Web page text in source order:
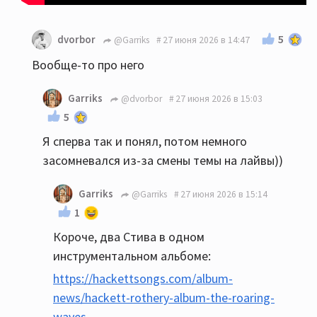
dvorbor @Garriks 27 июня 2026 в 14:47 5
Вообще-то про него
Garriks @dvorbor 27 июня 2026 в 15:03
5
Я сперва так и понял, потом немного
засомневался из-за смены темы на лайвы))
Garriks @Garriks 27 июня 2026 в 15:14
1
Короче, два Стива в одном
инструментальном альбоме:
https://hackettsongs.com/album-
news/hackett-rothery-album-the-roaring-